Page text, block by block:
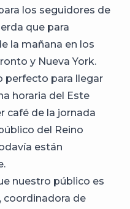
los seguidores de
que para
la mañana en los
y Nueva York.
perfecto para llegar
horaria del Este
café de la jornada
del Reino
están
nuestro público es
coordinadora de